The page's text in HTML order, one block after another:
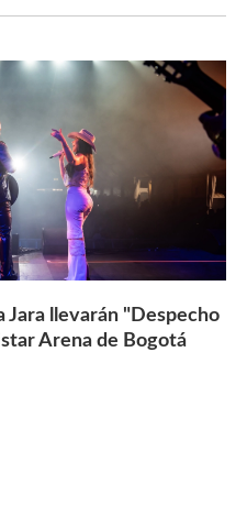
Jara llevarán "Despecho
Arena de Bogotá